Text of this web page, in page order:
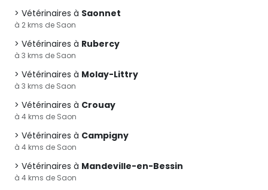
Vétérinaires à Saonnet
à 2 kms de Saon
Vétérinaires à Rubercy
à 3 kms de Saon
Vétérinaires à Molay-Littry
à 3 kms de Saon
Vétérinaires à Crouay
à 4 kms de Saon
Vétérinaires à Campigny
à 4 kms de Saon
Vétérinaires à Mandeville-en-Bessin
à 4 kms de Saon